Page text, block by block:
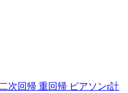
二次回帰 重回帰 ピアソンr計